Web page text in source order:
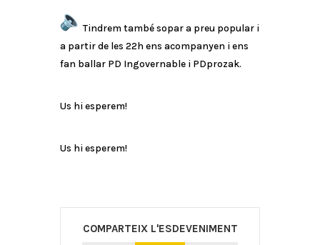
Tindrem també sopar a preu popular i
a partir de les 22h ens acompanyen i ens
fan ballar PD Ingovernable i PDprozak.
Us hi esperem!
Us hi esperem!
COMPARTEIX L'ESDEVENIMENT